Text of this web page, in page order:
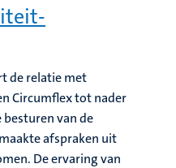
de relatie met
Circumflex tot nader
van de
afspraken uit
De ervaring van